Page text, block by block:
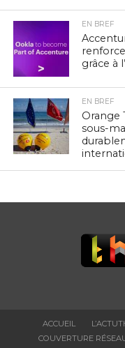
EN BREF
grâce à
EN BREF
Orange
sous-
ACCUEIL
COUVERTURE